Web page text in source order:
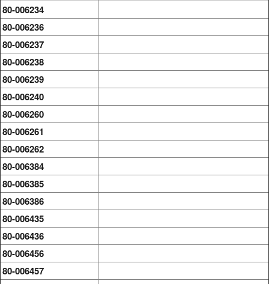
80-006234
80-006236
80-006237
80-006238
80-006239
80-006240
80-006260
80-006261
80-006262
80-006384
80-006385
80-006386
80-006435
80-006436
80-006456
80-006457